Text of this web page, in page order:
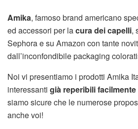
Amika, famoso brand americano
ed accessori per lacura dei capelli,
Sephora e su Amazon con tante
dall’inconfondibile packaging
Noi vi presentiamo i prodotti Amika
interessanti già reperibili facilmente
siamo sicure che le numerose
anche voi!